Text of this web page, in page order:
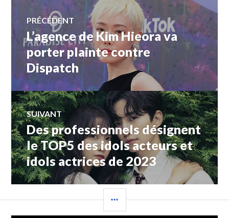
Navigation
de
l’article
PRÉCÉDENT
Article
précédent :
L’agence de Kim Hieora va
porter plainte contre
Dispatch
SUIVANT
Article
Suivant:
Des professionnels désignent
le TOP5 des idols acteurs et
idols actrices de 2023
LATÉRALE